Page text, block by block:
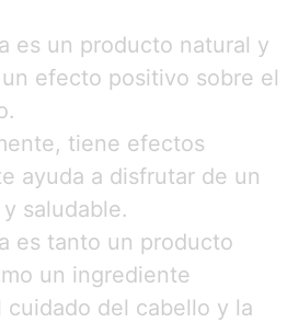
es un producto natural y
efecto positivo sobre el
tiene efectos
ayuda a disfrutar de un
saludable.
es tanto un producto
un ingrediente
cuidado del cabello y la